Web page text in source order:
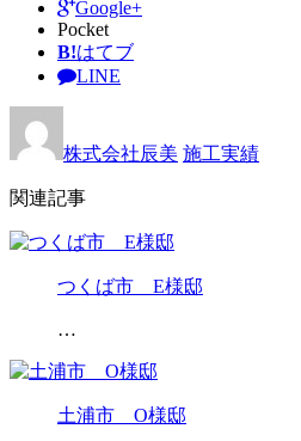
Google+
Pocket
B!はてブ
LINE
株式会社辰美 施工実績
関連記事
つくば市 E様邸
…
土浦市 O様邸